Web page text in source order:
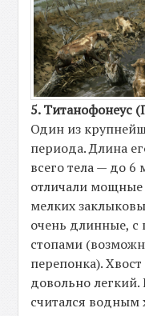
5. Титанофонеус
Один из
периода. Длина
всего тела — до 6
отличали
мелких
очень длинные,
стопами
перепонка).
довольно
считался